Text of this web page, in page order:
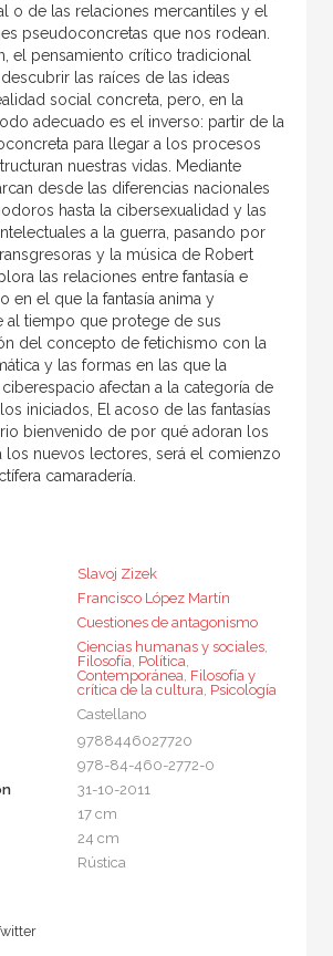
o de las relaciones mercantiles y el
pseudoconcretas que nos rodean.
el pensamiento crítico tradicional
las raíces de las ideas
social concreta, pero, en la
adecuado es el inverso: partir de la
para llegar a los procesos
nuestras vidas. Mediante
desde las diferencias nacionales
hasta la cibersexualidad y las
a la guerra, pasando por
y la música de Robert
las relaciones entre fantasía e
en el que la fantasía anima y
al tiempo que protege de sus
del concepto de fetichismo con la
y las formas en las que la
afectan a la categoría de
iniciados, El acoso de las fantasías
bienvenido de por qué adoran los
los nuevos lectores, será el comienzo
camaradería.
Slavoj Zizek
Francisco López Martín
Cuestiones de antagonismo
Ciencias humanas y sociales,
Filosofía, Política,
Contemporánea, Filosofía y
crítica de la cultura, Psicología
Castellano
9788446027720
978-84-460-2772-0
31-10-2011
17 cm
24 cm
Rústica